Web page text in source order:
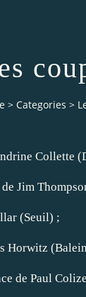
> Categories >
Collette
Jim
(Seuil) ;
Horwitz
de Paul